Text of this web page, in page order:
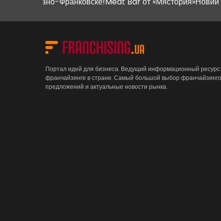
Портал идей для бизнеса. Ведущий информационный ресурс
франчайзинге в стране. Самый большой выбор
предложений и актуальные новости рынка.